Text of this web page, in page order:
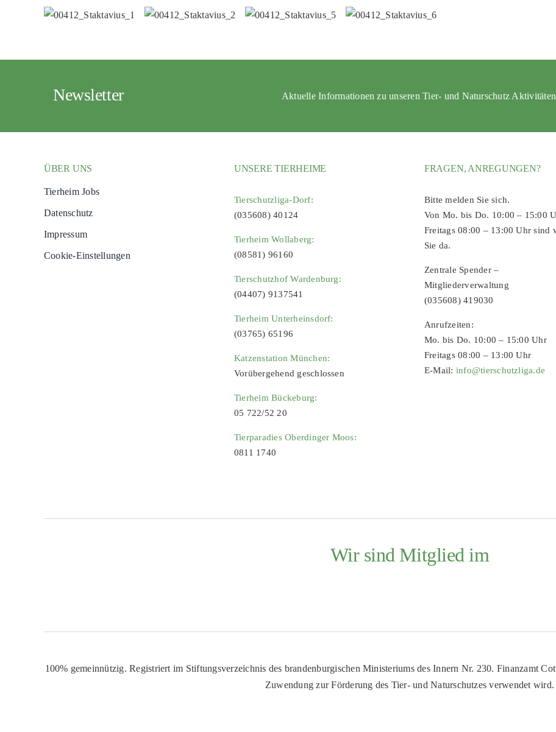
Newsletter Aktuelle Informationen zu unseren Tier- und Naturschutz Aktivitäten
ÜBER UNS
Tierheim Jobs
Datenschutz
Impressum
Cookie-Einstellungen
UNSERE TIERHEIME
Tierschutzliga-Dorf:
(035608) 40124
Tierheim Wollaberg:
(08581) 96160
Tierschutzhof Wardenburg:
(04407) 9137541
Tierheim Unterheinsdorf:
(03765) 65196
Katzenstation München:
Vorübergehend geschlossen
Tierheim Bückeburg:
05 722/52 20
Tierparadies Oberdinger Moos:
0811 1740
FRAGEN, ANREGUNGEN?
Bitte melden Sie sich.
Von Mo. bis Do. 10:00 – 15:00
Freitags 08:00 – 13:00 Uhr sind
Sie da.
Zentrale Spender –
Mitgliederverwaltung
(035608) 419030
Anrufzeiten:
Mo. bis Do. 10:00 – 15:00 Uhr
Freitags 08:00 – 13:00 Uhr
E-Mail: info@tierschutzliga.de
Wir sind Mitglied im
100% gemeinnützig. Registriert im Stiftungsverzeichnis des brandenburgischen Ministeriums des Innern Nr. 230. Finanzamt
Zuwendung zur Förderung des Tier- und Naturschutzes verwendet wird.